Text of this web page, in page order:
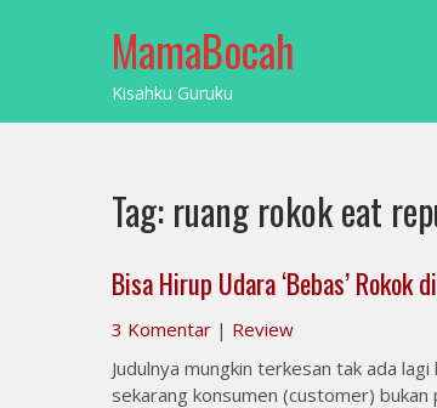
MamaBocah
Kisahku Guruku
Tag: ruang rokok eat
Bisa Hirup Udara ‘Bebas’ Rokok
3 Komentar | Review
Judulnya mungkin terkesan tak ada
sekarang konsumen (customer)